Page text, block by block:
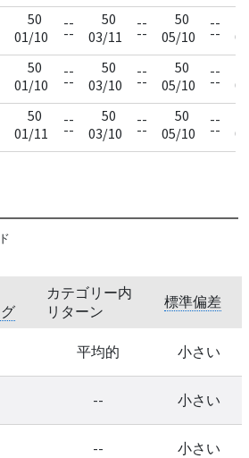
50
01/10
--
--
50
03/11
--
--
50
05/10
--
--
50
01/10
--
--
50
03/10
--
--
50
05/10
--
--
50
01/11
--
--
50
03/10
--
--
50
05/10
--
--
カテゴリー内
リターン
標準偏差
平均的 小さい
-- 小さい
-- 小さい